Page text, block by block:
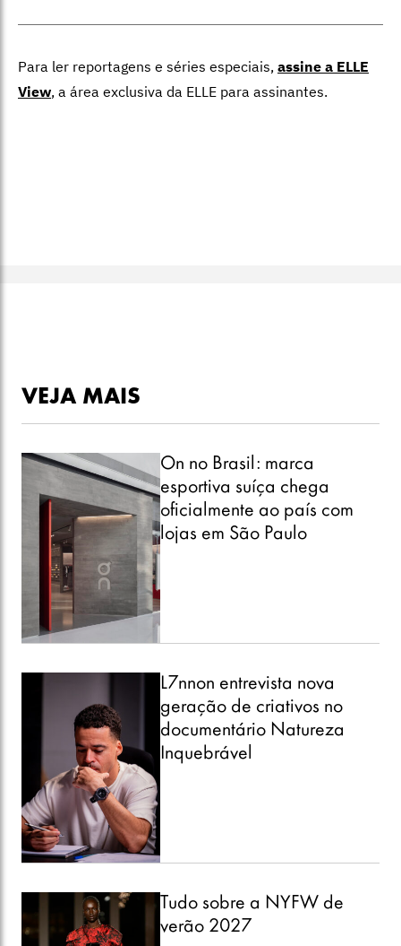
Para ler reportagens e séries especiais, assine a ELLE
View, a área exclusiva da ELLE para assinantes.
VEJA MAIS
On no Brasil: marca
esportiva suíça chega
oficialmente ao país com
lojas em São Paulo
L7nnon entrevista nova
geração de criativos no
documentário Natureza
Inquebrável
Tudo sobre a NYFW de
verão 2027